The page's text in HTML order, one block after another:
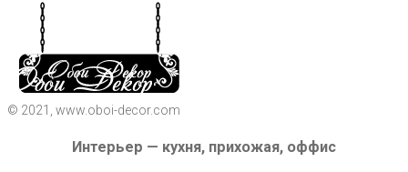
© 2021, www.oboi-decor.com
Интерьер — кухня, прихожая, оффис